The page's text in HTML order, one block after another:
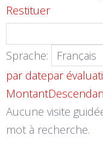
Restituer
Sprache:
par datepar
Montant
Aucune visite
mot à recherche.